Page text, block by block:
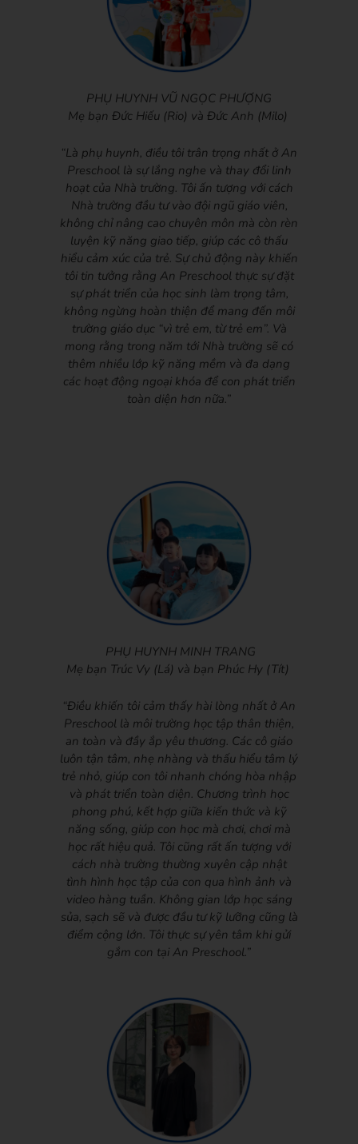
PHỤ HUYNH VŨ NGỌC PHƯỢNG
Mẹ bạn Đức Hiếu (Rio) và Đức Anh (Milo)
“Là phụ huynh, điều tôi trân trọng nhất ở An
Preschool là sự lắng nghe và thay đổi linh
hoạt của Nhà trường. Tôi ấn tượng với cách
Nhà trường đầu tư vào đội ngũ giáo viên,
không chỉ nâng cao chuyên môn mà còn rèn
luyện kỹ năng giao tiếp, giúp các cô thấu
hiểu cảm xúc của trẻ. Sự chủ động này khiến
tôi tin tưởng rằng An Preschool thực sự đặt
sự phát triển của học sinh làm trọng tâm,
không ngừng hoàn thiện để mang đến môi
trường giáo dục “vì trẻ em, từ trẻ em”. Và
mong rằng trong năm tới Nhà trường sẽ có
thêm nhiều lớp kỹ năng mềm và đa dạng
các hoạt động ngoại khóa để con phát triển
toàn diện hơn nữa.”
PHỤ HUYNH MINH TRANG
Mẹ bạn Trúc Vy (Lá) và bạn Phúc Hy (Tít)
“Điều khiến tôi cảm thấy hài lòng nhất ở An
Preschool là môi trường học tập thân thiện,
an toàn và đầy ắp yêu thương. Các cô giáo
luôn tận tâm, nhẹ nhàng và thấu hiểu tâm lý
trẻ nhỏ, giúp con tôi nhanh chóng hòa nhập
và phát triển toàn diện. Chương trình học
phong phú, kết hợp giữa kiến thức và kỹ
năng sống, giúp con học mà chơi, chơi mà
học rất hiệu quả. Tôi cũng rất ấn tượng với
cách nhà trường thường xuyên cập nhật
tình hình học tập của con qua hình ảnh và
video hàng tuần. Không gian lớp học sáng
sủa, sạch sẽ và được đầu tư kỹ lưỡng cũng là
điểm cộng lớn. Tôi thực sự yên tâm khi gửi
gắm con tại An Preschool.”